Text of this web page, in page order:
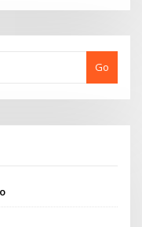
Go